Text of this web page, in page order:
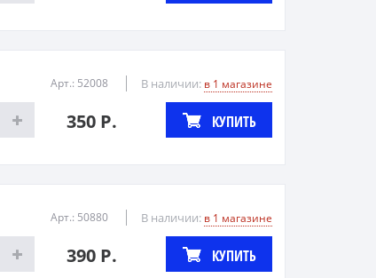
Арт.: 52008 В наличии: в 1 магазине
350 Р. КУПИТЬ
Арт.: 50880 В наличии: в 1 магазине
390 Р. КУПИТЬ